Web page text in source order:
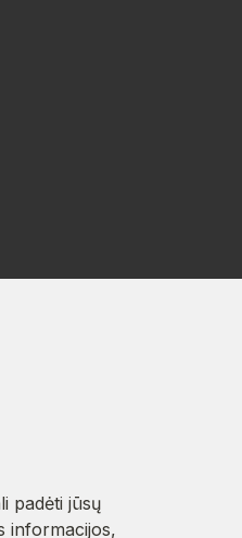
padėti jūsų
informacijos,